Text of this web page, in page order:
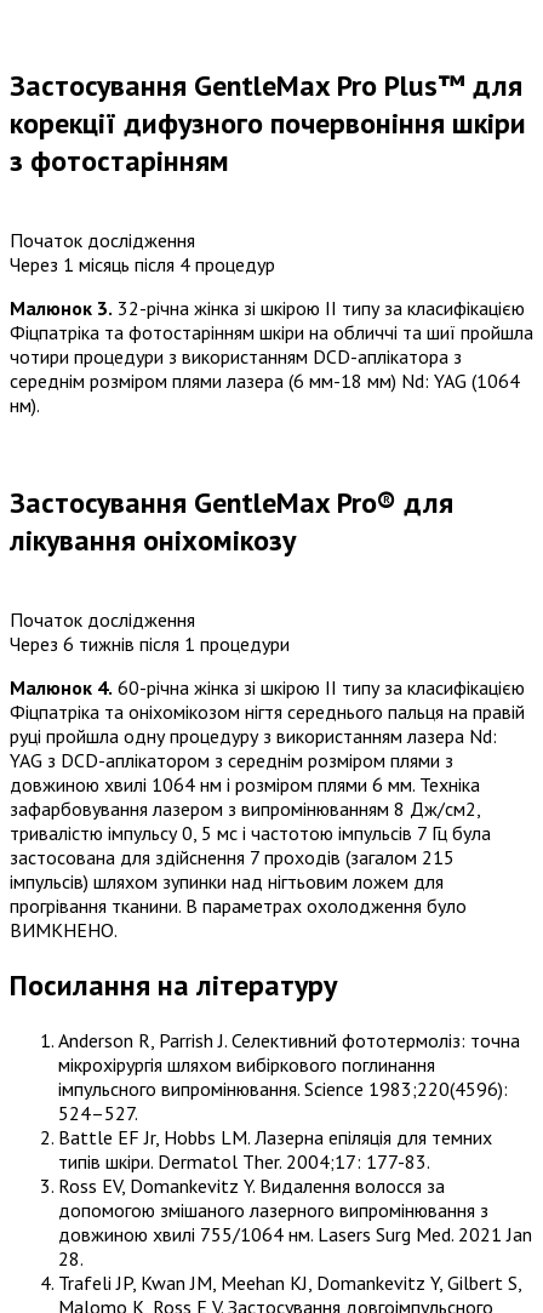
Застосування GentleMax Pro Plus™ для
корекції дифузного почервоніння шкіри
з фотостарінням
Початок дослідження
Через 1 місяць після 4 процедур
Малюнок 3. 32-річна жінка зі шкірою II типу за класифікацією
Фіцпатріка та фотостарінням шкіри на обличчі та шиї пройшла
чотири процедури з використанням DCD-аплікатора з
середнім розміром плями лазера (6 мм-18 мм) Nd: YAG (1064
нм).
Застосування GentleMax Pro® для
лікування оніхомікозу
Початок дослідження
Через 6 тижнів після 1 процедури
Малюнок 4. 60-річна жінка зі шкірою II типу за класифікацією
Фіцпатріка та оніхомікозом нігтя середнього пальця на правій
руці пройшла одну процедуру з використанням лазера Nd:
YAG з DCD-аплікатором з середнім розміром плями з
довжиною хвилі 1064 нм і розміром плями 6 мм. Техніка
зафарбовування лазером з випромінюванням 8 Дж/см2,
тривалістю імпульсу 0, 5 мс і частотою імпульсів 7 Гц була
застосована для здійснення 7 проходів (загалом 215
імпульсів) шляхом зупинки над нігтьовим ложем для
прогрівання тканини. В параметрах охолодження було
ВИМКНЕНО.
Посилання на літературу
Anderson R, Parrish J. Селективний фототермоліз: точна
мікрохірургія шляхом вибіркового поглинання
імпульсного випромінювання. Science 1983;220(4596):
524–527.
Battle EF Jr, Hobbs LM. Лазерна епіляція для темних
типів шкіри. Dermatol Ther. 2004;17: 177-83.
Ross EV, Domankevitz Y. Видалення волосся за
допомогою змішаного лазерного випромінювання з
довжиною хвилі 755/1064 нм. Lasers Surg Med. 2021 Jan
28.
Trafeli JP, Kwan JM, Meehan KJ, Domankevitz Y, Gilbert S,
Malomo K, Ross E V. Застосування довгоімпульсного